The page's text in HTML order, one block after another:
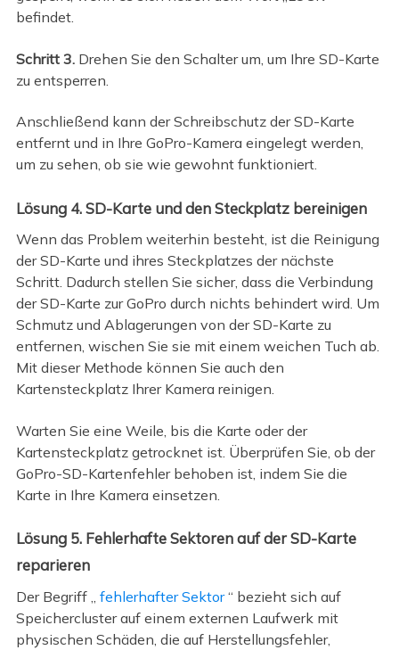
befindet.
Schritt 3.Drehen Sie den Schalter um, um Ihre SD-Karte
zu entsperren.
Anschließend kann der Schreibschutz der SD-Karte
entfernt und in Ihre GoPro-Kamera eingelegt werden,
um zu sehen, ob sie wie gewohnt funktioniert.
Lösung 4. SD-Karte und den Steckplatz bereinigen
Wenn das Problem weiterhin besteht, ist die Reinigung
der SD-Karte und ihres Steckplatzes der nächste
Schritt. Dadurch stellen Sie sicher, dass die Verbindung
der SD-Karte zur GoPro durch nichts behindert wird. Um
Schmutz und Ablagerungen von der SD-Karte zu
entfernen, wischen Sie sie mit einem weichen Tuch ab.
Mit dieser Methode können Sie auch den
Kartensteckplatz Ihrer Kamera reinigen.
Warten Sie eine Weile, bis die Karte oder der
Kartensteckplatz getrocknet ist. Überprüfen Sie, ob der
GoPro-SD-Kartenfehler behoben ist, indem Sie die
Karte in Ihre Kamera einsetzen.
Lösung 5. Fehlerhafte Sektoren auf der SD-Karte
reparieren
Der Begriff „ fehlerhafter Sektor“ bezieht sich auf
Speichercluster auf einem externen Laufwerk mit
physischen Schäden, die auf Herstellungsfehler,